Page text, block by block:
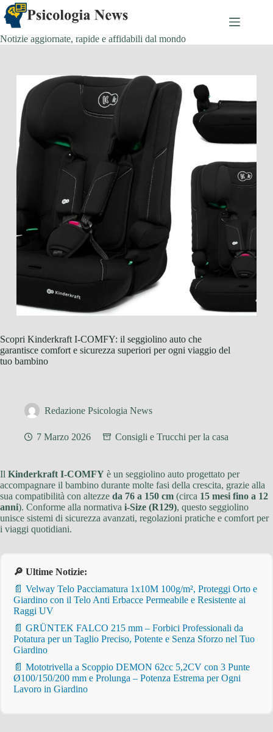
Salta
al
contenuto
Notizie aggiornate, rapide e affidabili dal mondo
Scopri Kinderkraft I-COMFY: il seggiolino auto che
garantisce comfort e sicurezza superiori per ogni viaggio del
tuo bambino
Redazione Psicologia News
7 Marzo 2026 Consigli e Trucchi per la casa
Il Kinderkraft I-COMFY è un seggiolino auto progettato per
accompagnare il bambino durante molte fasi della crescita, grazie alla
sua compatibilità con altezze da 76 a 150 cm (circa 15 mesi fino a 12
anni). Conforme alla normativa i-Size (R129), questo seggiolino
unisce sistemi di sicurezza avanzati, regolazioni pratiche e comfort per
i viaggi quotidiani.
🔎 Ultime Notizie:
📄 Velway Telo Pacciamatura 1x10M 100g/m², Proteggi Orto e
Giardino con il Telo Anti Erbacce Permeabile e Resistente ai
Raggi UV
📄 GRÜNTEK FALCO 215 mm – Forbici Professionali da
Potatura per un Taglio Preciso, Potente e Senza Sforzo nel Tuo
Giardino
📄 Mototrivella a Scoppio DEMON 62cc 5,2CV con 3 Punte
Ø100/150/200 mm e Prolunga – Potenza Estrema per Ogni
Lavoro in Giardino